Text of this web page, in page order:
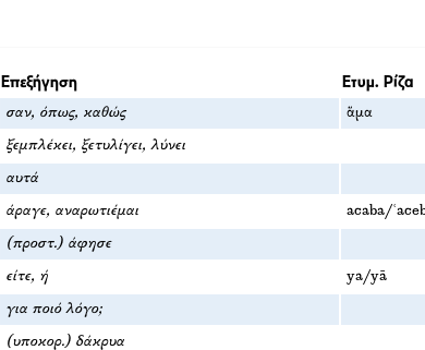
Επεξήγηση Ετυμ. Ρίζα
σαν, όπως, καθώς ἅμα
ξεμπλέκει, ξετυλίγει, λύνει
αυτά
άραγε, αναρωτιέμαι acaba/
(προστ.) άφησε
είτε, ή ya/yā
για ποιό λόγο;
(υποκορ.) δάκρυα